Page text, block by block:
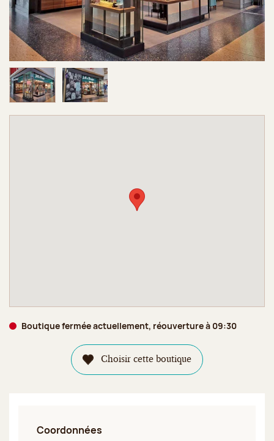
Image 1 sur 2
Boutique fermée actuellement, réouverture à 09:30
Choisir cette boutique
Coordonnées